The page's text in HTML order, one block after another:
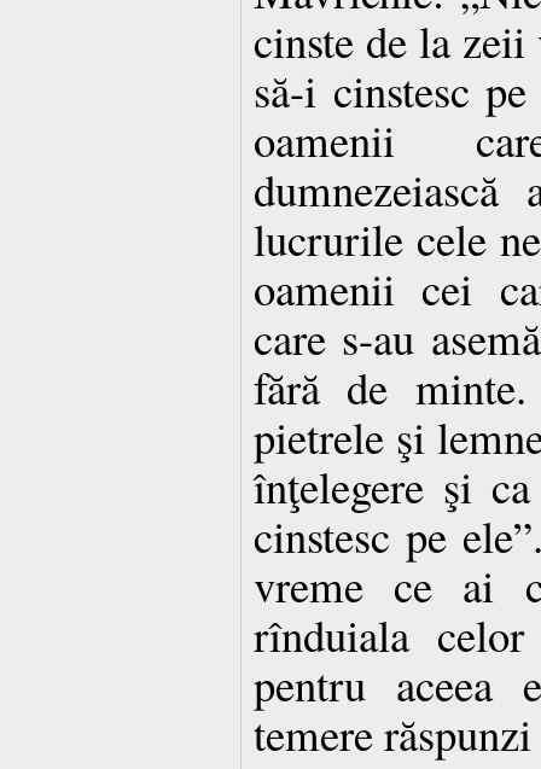
cinste de la
să-i cinstesc
oamenii
lucrurile cele
oamenii cei
care s-au
fără de
pietrele şi
înţelegere şi
cinstesc pe
vreme ce ai
rînduiala
pentru aceea
temere